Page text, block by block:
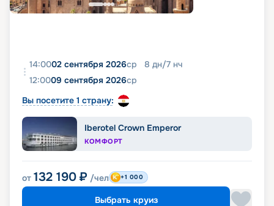
14:0002 сентября 2026ср 8 дн/7 нч
12:0009 сентября 2026ср
Вы посетите 1 страну:
Iberotel Crown Emperor
КОМФОРТ
от 132 190 ₽ /чел +1 000
Выбрать круиз